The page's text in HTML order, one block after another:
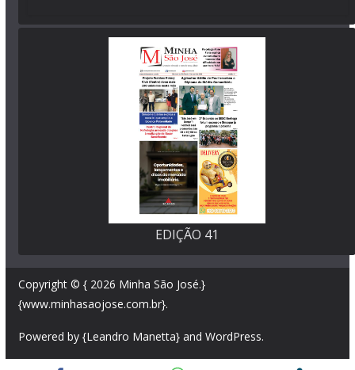
EDIÇÃO 41
Copyright © { 2026 Minha São José.}
{www.minhasaojose.com.br}.
Powered by {Leandro Manetta} and WordPress.